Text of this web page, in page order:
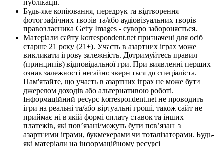
публікації.
Будь-яке копіювання, передрук та відтворення
фотографічних творів та/або аудіовізуальних творів
правовласника Getty Images - суворо забороняється.
Матеріали сайту korrespondent.net призначені для осіб
старше 21 року (21+). Участь в азартних іграх може
викликати ігрову залежність. Дотримуйтесь правил
(принципів) відповідальної гри. При виявленні перших
ознак залежності негайно зверніться до спеціаліста.
Пам'ятайте, що участь в азартних іграх не може бути
джерелом доходів або альтернативою роботі.
Інформаційний ресурс korrespondent.net не проводить
ігри на реальні та/або віртуальні гроші, також сайт не
приймає ні в якій формі оплату ставок та інших
платежів, які пов’язані/можуть бути пов’язані з
азартними іграми, букмекерами чи тоталізаторами. Будь-
які матеріали на інформаційному ресурсі